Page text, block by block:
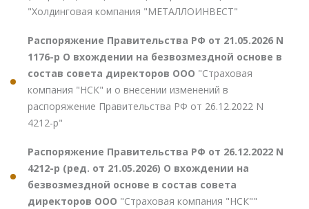
"Холдинговая компания "МЕТАЛЛОИНВЕСТ"
Распоряжение Правительства РФ от 21.05.2026 N
1176-р О вхождении на безвозмездной основе в
состав совета директоров ООО "Страховая
компания "НСК" и о внесении изменений в
распоряжение Правительства РФ от 26.12.2022 N
4212-р"
Распоряжение Правительства РФ от 26.12.2022 N
4212-р (ред. от 21.05.2026) О вхождении на
безвозмездной основе в состав совета
директоров ООО "Страховая компания "НСК""